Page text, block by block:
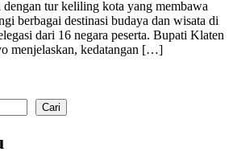
tur keliling kota yang membawa
berbagai destinasi budaya dan wisata di
dari 16 negara peserta. Bupati Klaten
menjelaskan, kedatangan […]
Cari